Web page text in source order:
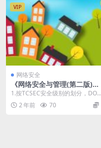
VIP
网络安全
《网络安全与管理(第二版)》_
网络安全试题2及答案
1.按TCSEC安全级别的划分，DOS
属于哪一个安全级别？ A D B C1
C...2 年前 70